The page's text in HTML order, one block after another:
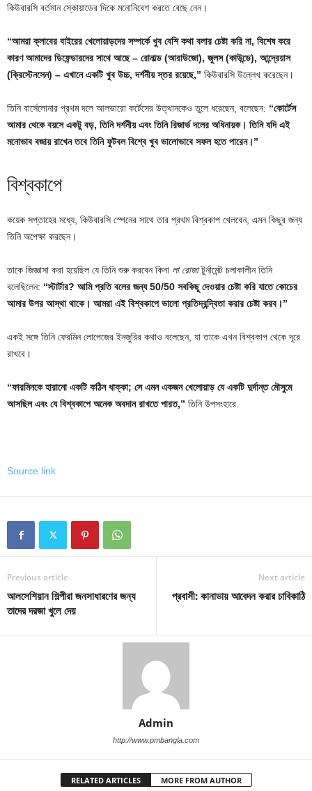
কিউবারসি বর্তমান স্কোয়াডের দিকে মনোনিবেশ করতে বেছে নেন।
“আমরা ক্লাবের বাইরের খেলোয়াড়দের সম্পর্কে খুব বেশি কথা বলার চেষ্টা করি না, বিশেষ করে
কারণ আমাদের ডিফেন্ডারদের সাথে আছে – রোনাল্ড (আরাউজো), জুলস (কাউন্ডে), আন্দ্রেয়াস
(ক্রিস্টেনসেন) – এখানে একটি খুব উচ্চ, দর্শনীয় স্তর রয়েছে,” কিউবারসি উল্লেখ করেছেন।
তিনি বার্সেলোনার প্রথম দলে আলভারো কর্টেসের উত্থানকেও তুলে ধরেছেন, বলেছেন: “কোর্টেস
আমার থেকে বয়সে একটু বড়, তিনি দর্শনীয় এবং তিনি রিজার্ভ দলের অধিনায়ক। তিনি যদি এই
মনোভাব বজায় রাখেন তবে তিনি ফুটবল বিশ্বে খুব ভালোভাবে সফল হতে পারেন।”
বিশ্বকাপে
কয়েক সপ্তাহের মধ্যে, কিউবারসি স্পেনের সাথে তার প্রথম বিশ্বকাপ খেলবেন, এমন কিছুর জন্য
তিনি অপেক্ষা করছেন।
তাকে জিজ্ঞাসা করা হয়েছিল যে তিনি শুরু করবেন কিনা লা রোজাটুর্নামেন্ট চলাকালীন তিনি
বলেছিলেন: “স্টার্টার? আমি প্রতি বলের জন্য 50/50 সবকিছু দেওয়ার চেষ্টা করি যাতে কোচের
আমার উপর আস্থা থাকে। আমরা এই বিশ্বকাপে ভালো প্রতিদ্বন্দ্বিতা করার চেষ্টা করব।”
একই সঙ্গে তিনি ফেরমিন লোপেজের ইনজুরির কথাও বলেছেন, যা তাকে এখন বিশ্বকাপ থেকে দূরে
রাখবে।
“ফারমিনকে হারানো একটি কঠিন ধাক্কা; সে এমন একজন খেলোয়াড় যে একটি দুর্দান্ত মৌসুমে
আসছিল এবং যে বিশ্বকাপে অনেক অবদান রাখতে পারত,” তিনি উপসংহারে.
Source link
Previous article
আলসেশিয়ান শিল্পীরা জনসাধারণের জন্য
তাদের দরজা খুলে দেয়
Next article
প্রবাসী: কানাডায় আবেদন করার চাবিকাঠি
Admin
http://www.pmbangla.com
RELATED ARTICLES MORE FROM AUTHOR